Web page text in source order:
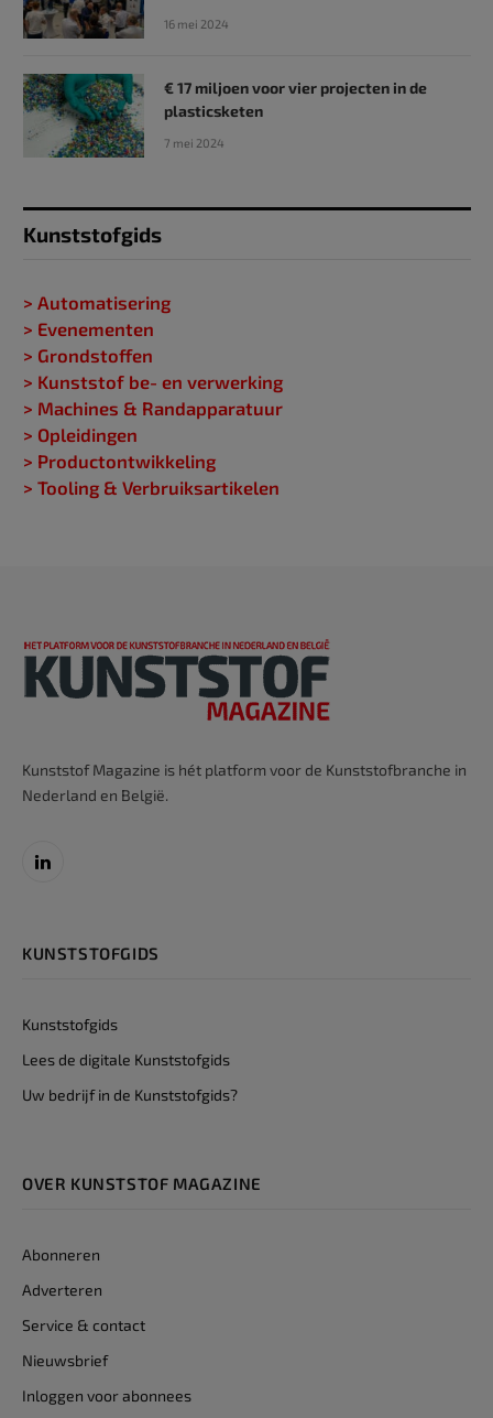
16 mei 2024
€ 17 miljoen voor vier projecten in de
plasticsketen
7 mei 2024
Kunststofgids
> Automatisering
> Evenementen
> Grondstoffen
> Kunststof be- en verwerking
> Machines & Randapparatuur
> Opleidingen
> Productontwikkeling
> Tooling & Verbruiksartikelen
Kunststof Magazine is hét platform voor de Kunststofbranche in
Nederland en België.
LinkedIn
KUNSTSTOFGIDS
Kunststofgids
Lees de digitale Kunststofgids
Uw bedrijf in de Kunststofgids?
OVER KUNSTSTOF MAGAZINE
Abonneren
Adverteren
Service & contact
Nieuwsbrief
Inloggen voor abonnees